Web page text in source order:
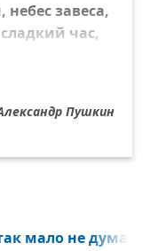
небес завеса,
час,
Пушкин
мало не